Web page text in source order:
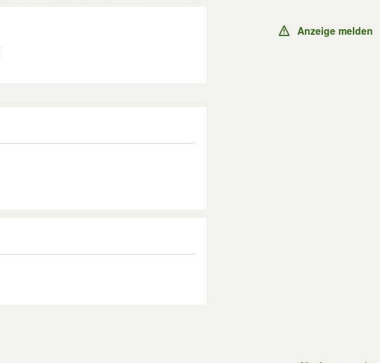
Anzeige melden